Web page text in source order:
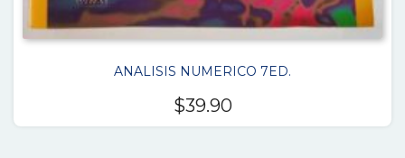
ANALISIS NUMERICO 7ED.
$39.90